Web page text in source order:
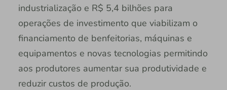
industrialização e R$ 5,4 bilhões para
operações de investimento que viabilizam o
financiamento de benfeitorias, máquinas e
equipamentos e novas tecnologias permitindo
aos produtores aumentar sua produtividade e
reduzir custos de produção.